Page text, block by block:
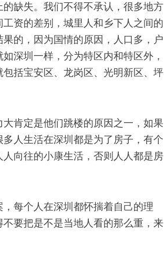
缺失。我们不得不承认，很多地方
资的差别，城里人和乡下人之间的
的，因为国情的原因，人口多，户
深圳一样，分为特区内和特区外，
括宝安区、龙岗区、光明新区、坪
肯定是他们跳楼的原因之一，如果
人生活在深圳都是为了房子，有个
向往的小康生活，否则人人都是房
每个人在深圳都怀揣着自己的理
要把是不是当地人看的那么重，来